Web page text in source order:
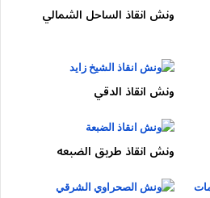
ونش انقاذ الساحل الشمالي
ونش انقاذ الدقي
ونش انقاذ طريق الضبعه